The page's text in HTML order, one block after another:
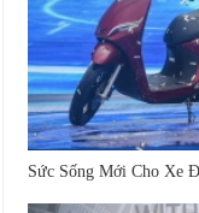
Sức Sống Mới Cho Xe